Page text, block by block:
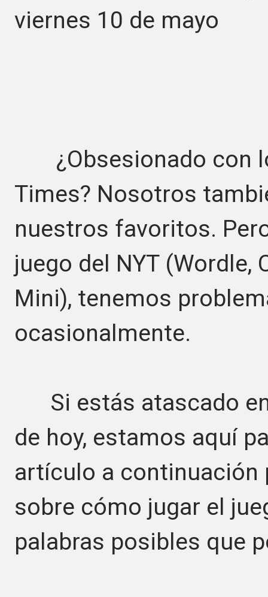
viernes 10 de mayo
¿Obsesionado con
Times? Nosotros
nuestros favoritos.
juego del NYT (Wordle,
Mini), tenemos
ocasionalmente.
Si estás atascado
de hoy, estamos aquí
artículo a continuación
sobre cómo jugar el
palabras posibles que